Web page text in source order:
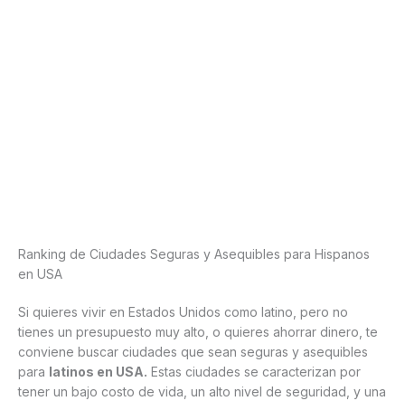
Ranking de Ciudades Seguras y Asequibles para Hispanos
en USA
Si quieres vivir en Estados Unidos como latino, pero no
tienes un presupuesto muy alto, o quieres ahorrar dinero, te
conviene buscar ciudades que sean seguras y asequibles
para latinos en USA. Estas ciudades se caracterizan por
tener un bajo costo de vida, un alto nivel de seguridad, y una